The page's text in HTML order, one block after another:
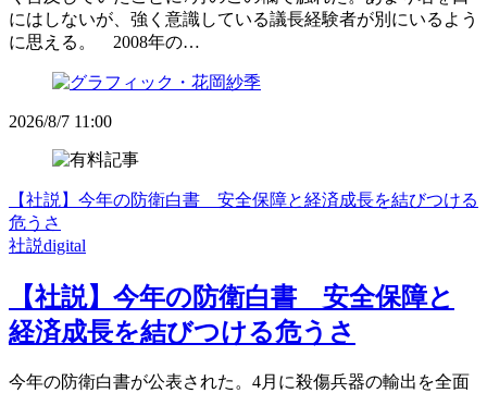
にはしないが、強く意識している議長経験者が別にいるよう
に思える。 2008年の…
2026/8/7 11:00
【社説】今年の防衛白書 安全保障と経済成長を結びつける
危うさ
社説digital
【社説】今年の防衛白書 安全保障と
経済成長を結びつける危うさ
今年の防衛白書が公表された。4月に殺傷兵器の輸出を全面